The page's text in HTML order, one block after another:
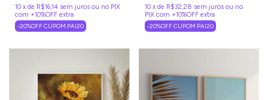
10 x de R$16,14 sem juros
-20%OFF CUPOM PAI20
10 x de R$32,28 sem juros
-20%OFF CUPOM PAI20